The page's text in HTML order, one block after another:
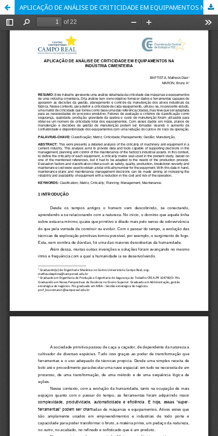
APLICAÇÃO DE ANÁLISE DE CRITICIDADE EM EQUIPAMENTOS NA INDÚSTRIA CIMENTEIRA